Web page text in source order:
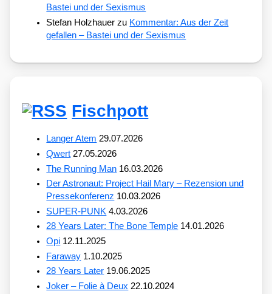
Bastei und der Sexismus
Stefan Holzhauer zu Kommentar: Aus der Zeit
gefallen – Bastei und der Sexismus
Fischpott
Langer Atem 29.07.2026
Qwert 27.05.2026
The Running Man 16.03.2026
Der Astronaut: Project Hail Mary – Rezension und
Pressekonferenz 10.03.2026
SUPER-PUNK 4.03.2026
28 Years Later: The Bone Temple 14.01.2026
Opi 12.11.2025
Faraway 1.10.2025
28 Years Later 19.06.2025
Joker – Folie à Deux 22.10.2024